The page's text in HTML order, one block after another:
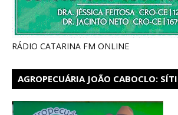
RÁDIO CATARINA FM ONLINE
AGROPECUÁRIA JOÃO CABOCLO: